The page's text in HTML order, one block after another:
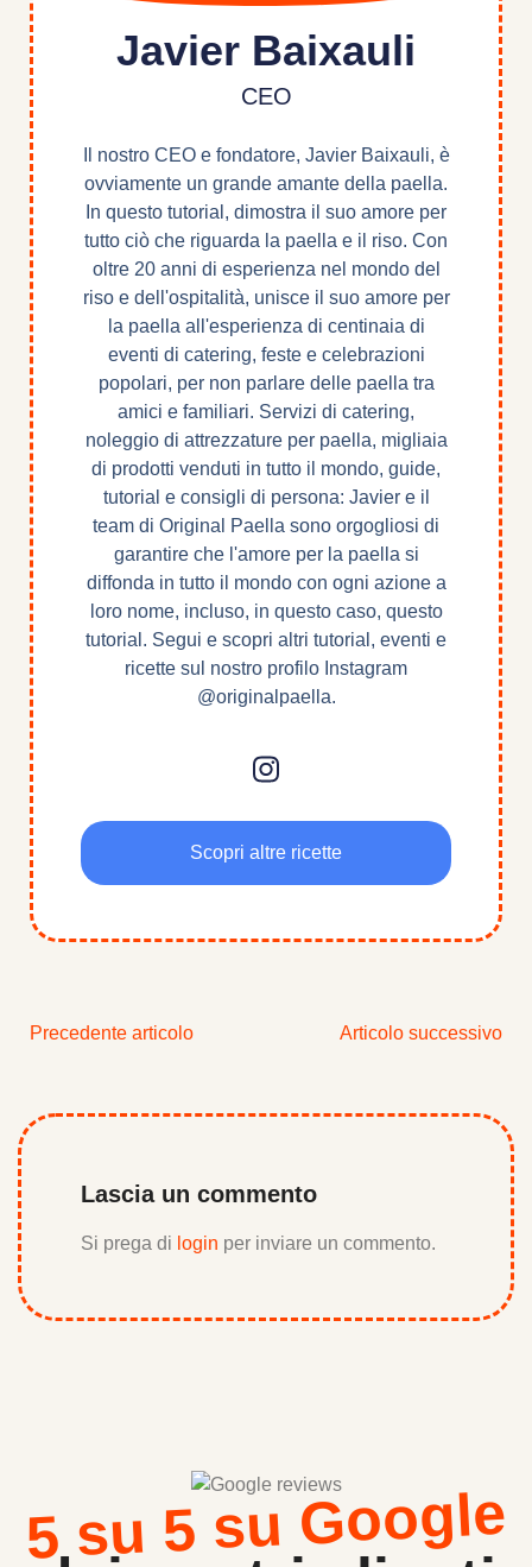
Javier Baixauli
CEO
Il nostro CEO e fondatore, Javier Baixauli, è
ovviamente un grande amante della paella.
In questo tutorial, dimostra il suo amore per
tutto ciò che riguarda la paella e il riso. Con
oltre 20 anni di esperienza nel mondo del
riso e dell'ospitalità, unisce il suo amore per
la paella all'esperienza di centinaia di
eventi di catering, feste e celebrazioni
popolari, per non parlare delle paella tra
amici e familiari. Servizi di catering,
noleggio di attrezzature per paella, migliaia
di prodotti venduti in tutto il mondo, guide,
tutorial e consigli di persona: Javier e il
team di Original Paella sono orgogliosi di
garantire che l'amore per la paella si
diffonda in tutto il mondo con ogni azione a
loro nome, incluso, in questo caso, questo
tutorial. Segui e scopri altri tutorial, eventi e
ricette sul nostro profilo Instagram
@originalpaella.
Scopri altre ricette
Precedente articolo Articolo successivo
Lascia un commento
Si prega di login per inviare un commento.
5 su 5 su Google